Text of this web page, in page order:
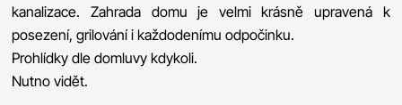
kanalizace. Zahrada domu je velmi krásně upravená k
posezení, grilování i každodenímu odpočinku.
Prohlídky dle domluvy kdykoli.
Nutno vidět.